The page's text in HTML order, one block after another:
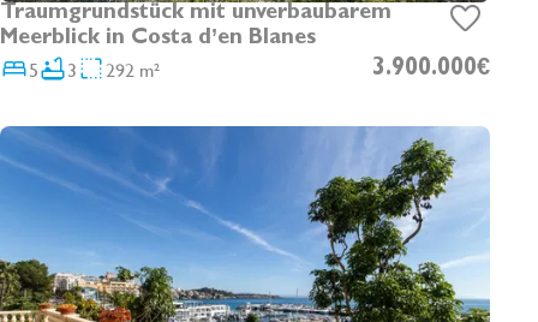
Traumgrundstück mit unverbaubarem
Meerblick in Costa d’en Blanes
5 3 292 m² 3.900.000€